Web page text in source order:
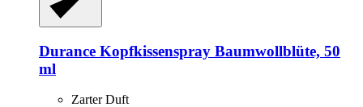
Durance Kopfkissenspray Baumwollblüte, 50
ml
Zarter Duft